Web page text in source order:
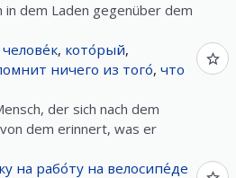
in dem Laden gegenüber dem
челове́к, кото́рый,
ничего из того́, что
der sich nach dem
dem erinnert, was er
на рабо́ту на велосипе́де